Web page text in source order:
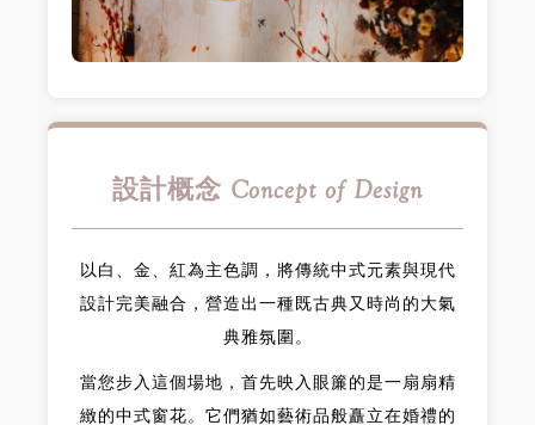
設計概念 Concept of Design
以白、金、紅為主色調，將傳統中式元素與現代
設計完美融合，營造出一種既古典又時尚的大氣
典雅氛圍。
當您步入這個場地，首先映入眼簾的是一扇扇精
緻的中式窗花。它們猶如藝術品般矗立在婚禮的